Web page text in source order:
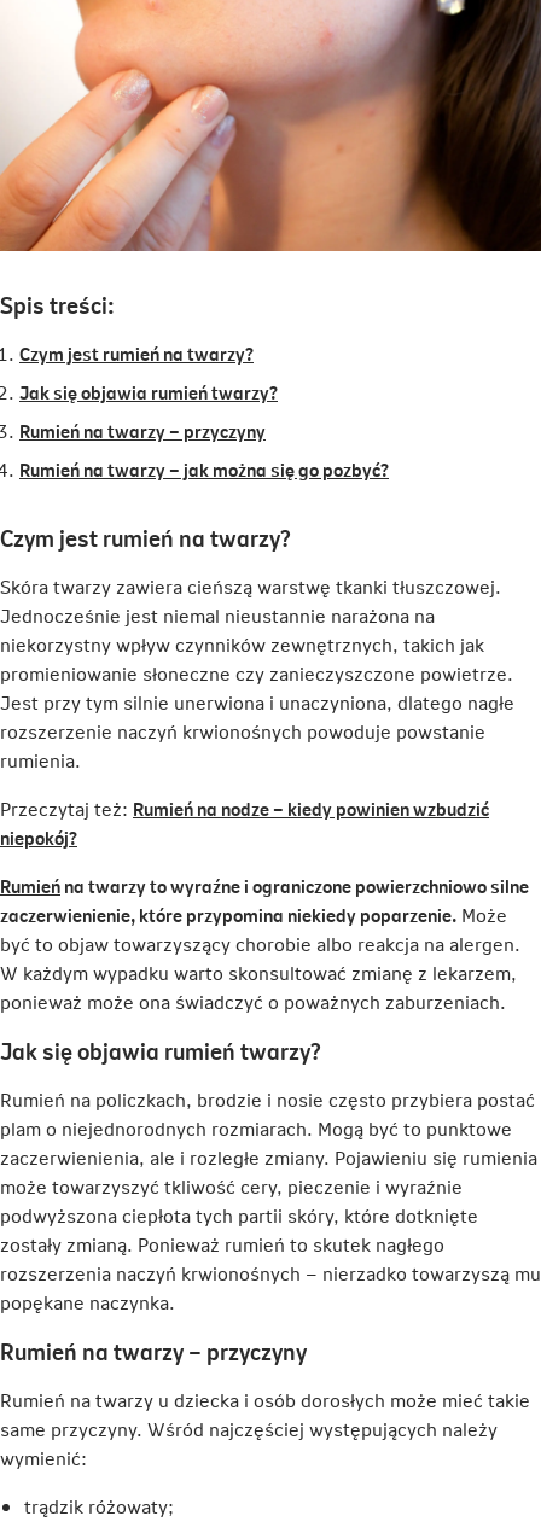
Spis treści:
Czym jest rumień na twarzy?
Jak się objawia rumień twarzy?
Rumień na twarzy – przyczyny
Rumień na twarzy – jak można się go pozbyć?
Czym jest rumień na twarzy?
Skóra twarzy zawiera cieńszą warstwę tkanki tłuszczowej.
Jednocześnie jest niemal nieustannie narażona na
niekorzystny wpływ czynników zewnętrznych, takich jak
promieniowanie słoneczne czy zanieczyszczone powietrze.
Jest przy tym silnie unerwiona i unaczyniona, dlatego nagłe
rozszerzenie naczyń krwionośnych powoduje powstanie
rumienia.
Przeczytaj też: Rumień na nodze – kiedy powinien wzbudzić
niepokój?Link
się
w
nowej
karcie
RumieńLink
otwiera
się
w
nowej
na twarzy to wyraźne i ograniczone powierzchniowo silne
zaczerwienienie, które przypomina niekiedy poparzenie. Może
być to objaw towarzyszący chorobie albo reakcja na alergen.
W każdym wypadku warto skonsultować zmianę z lekarzem,
ponieważ może ona świadczyć o poważnych zaburzeniach.
Jak się objawia rumień twarzy?
Rumień na policzkach, brodzie i nosie często przybiera postać
plam o niejednorodnych rozmiarach. Mogą być to punktowe
zaczerwienienia, ale i rozległe zmiany. Pojawieniu się rumienia
może towarzyszyć tkliwość cery, pieczenie i wyraźnie
podwyższona ciepłota tych partii skóry, które dotknięte
zostały zmianą. Ponieważ rumień to skutek nagłego
rozszerzenia naczyń krwionośnych – nierzadko towarzyszą mu
popękane naczynka.
Rumień na twarzy – przyczyny
Rumień na twarzy u dziecka i osób dorosłych może mieć takie
same przyczyny. Wśród najczęściej występujących należy
wymienić:
trądzik różowaty;